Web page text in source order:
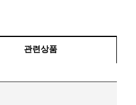
관련상품